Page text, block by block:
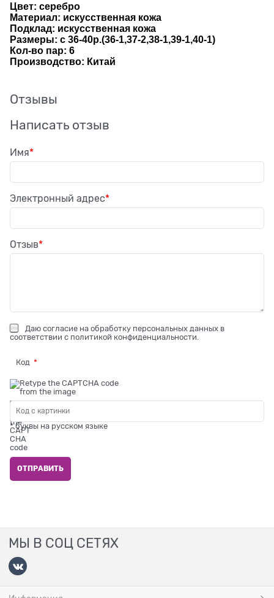
Цвет: серебро
Материал: искусственная кожа
Подклад: искусственная кожа
Размеры: с 36-40р.(36-1,37-2,38-1,39-1,40-1)
Кол-во пар: 6
Производство: Китай
Отзывы
Написать отзыв
Имя
Электронный адрес
Отзыв
Даю согласие на обработку персональных данных в
соответствии с политикой конфиденциальности
Код
* буквы на русском языке
МЫ В СОЦ СЕТЯХ